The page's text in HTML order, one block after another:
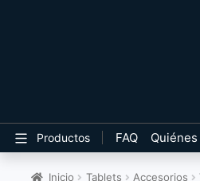
Productos FAQ
Inicio Tablets Accesorios